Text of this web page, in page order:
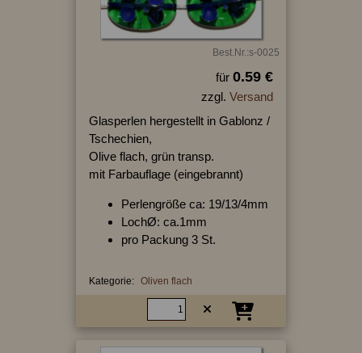
Best.Nr.:s-0025
für 0.59 €
zzgl. Versand
Glasperlen hergestellt in Gablonz /
Tschechien,
Olive flach, grün transp.
mit Farbauflage (eingebrannt)
Perlengröße ca: 19/13/4mm
LochØ: ca.1mm
pro Packung 3 St.
Kategorie: Oliven flach